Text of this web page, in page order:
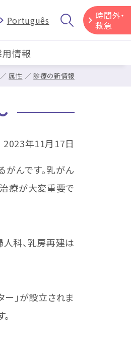
Português
時間外・
救急
情報
属性 診療の新情報
2023年11月17日
んです。乳がん
療が大変重要で
科、乳房再建は
」が設立されま